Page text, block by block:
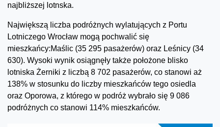
najbliższej lotnska.
Największą liczba podróżnych wylatujących z Portu
Lotniczego Wrocław mogą pochwalić się
mieszkańcy:Maślic (35 295 pasażerów) oraz Leśnicy (34
630). Wysoki wynik osiągnęły także położone blisko
lotniska Żerniki z liczbą 8 702 pasażerów, co stanowi aż
138% w stosunku do liczby mieszkańców tego osiedla
oraz Oporowa, z którego w podróż wybrało się 9 086
podróżnych co stanowi 114% mieszkańców.